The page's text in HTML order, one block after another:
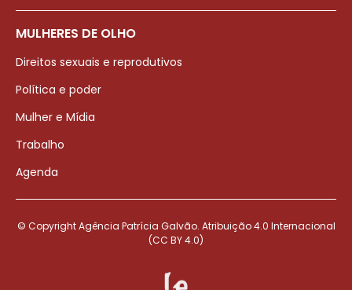
MULHERES DE OLHO
Direitos sexuais e reprodutivos
Política e poder
Mulher e Mídia
Trabalho
Agenda
© Copyright Agência Patrícia Galvão. Atribuição 4.0 Internacional
(CC BY 4.0)